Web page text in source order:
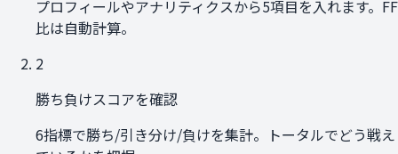
プロフィールやアナリティクスから5項目を入れます。FF
比は自動計算。
2
勝ち負けスコアを確認
6指標で勝ち/引き分け/負けを集計。トータルでどう戦え